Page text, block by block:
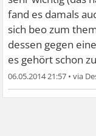
fand es damals
sich beo zum
dessen gegen
es gehört schon
06.05.2014 21:57 •